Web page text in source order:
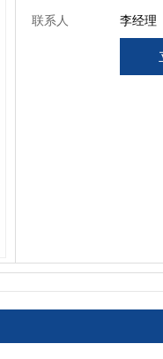
联系人
李经理